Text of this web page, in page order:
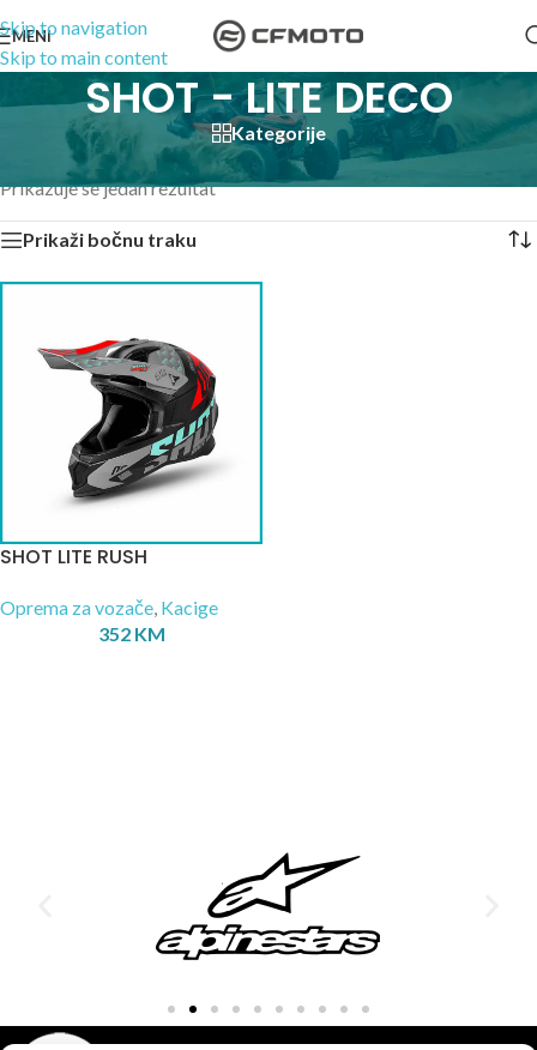
Skip to navigation
Skip to main content
MENI
SHOT - LITE DECO
Kategorije
/Proizvodi označeni “SHOT - LITE DECO”
Prikazuje se jedan rezultat
Prikaži bočnu traku
SHOT LITE RUSH
Oprema za vozače, Kacige
352 KM